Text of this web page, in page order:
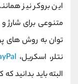
این بروکر نیز
متنوعی برای شارژ
توان به روش های
نتلر، اسکریل،
البته باید بدانید